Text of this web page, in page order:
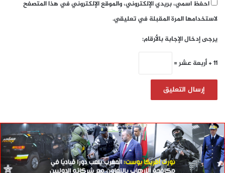
احفظ اسمي، بريدي الإلكتروني، والموقع الإلكتروني في هذا المتصفح
لاستخدامها المرة المقبلة في تعليقي.
يرجى إدخال الإجابة بالأرقام:
11 + أربعة عشر =